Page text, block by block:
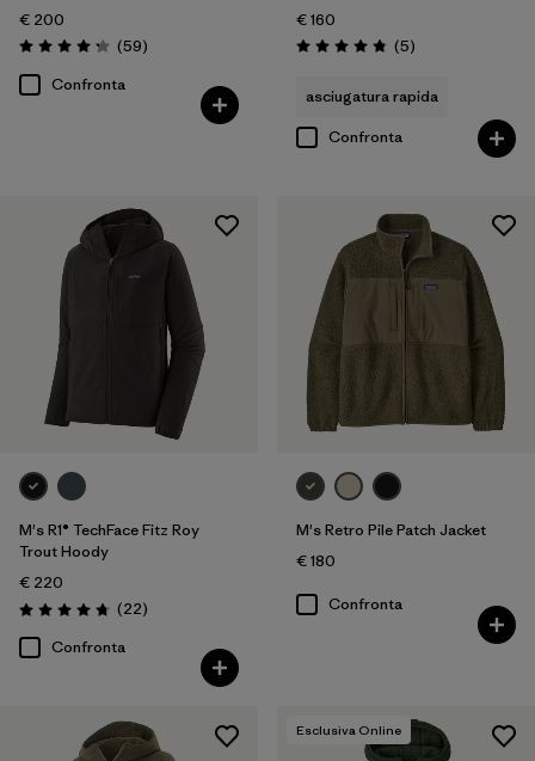
€ 200
Valutazione: 4.2 / 5
(59Recensioni
)
Confronta
€ 160
Valutazione: 4.8 / 5
(5Recensioni
)
asciugatura rapida
Confronta
M's R1® TechFace Fitz Roy
Trout Hoody
€ 220
Valutazione: 4.7 / 5
(22Recensioni
)
Confronta
M's Retro Pile Patch Jacket
€ 180
Confronta
Esclusiva Online